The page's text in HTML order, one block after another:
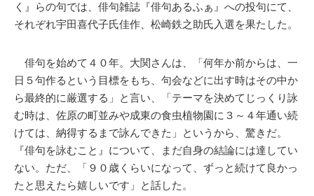
く』らの句では、俳句雑誌『俳句あるふぁ』への投句にて、
それぞれ宇田喜代子氏佳作、松崎鉄之助氏入選を果たした。
俳句を始めて４０年。大関さんは、「何年か前からは、一
日５句作るという目標をもち、句会などに出す時はその中か
ら最終的に厳選する」と言い、「テーマを決めてじっくり詠
む時は、佐原の町並みや成東の食虫植物園に３～４年通い続
けては、納得するまで詠んできた」というから、驚きだ。
『俳句を詠むこと』について、まだ自身の結論には達してい
ない。ただ、「９０歳くらいになって、ずっと続けて良かっ
たと思えたら嬉しいです」と話した。